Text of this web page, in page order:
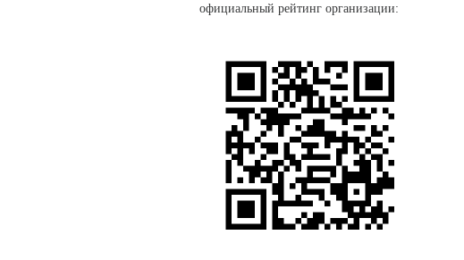
официальный рейтинг организации: